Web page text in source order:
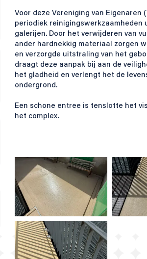
Voor deze Vereniging van Eigenaren
periodiek reinigingswerkzaamheden
galerijen. Door het verwijderen van
ander hardnekkig materiaal zorgen
en verzorgde uitstraling van het
draagt deze aanpak bij aan de
het gladheid en verlengt het de
ondergrond.
Een schone entree is tenslotte het
het complex.